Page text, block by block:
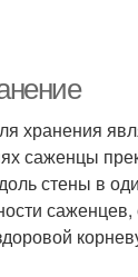
хранения
саженцы
стены в
саженцев,